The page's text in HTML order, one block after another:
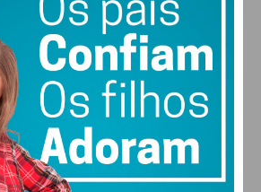
DOM
28
SEG
29
TER
ALTERAR